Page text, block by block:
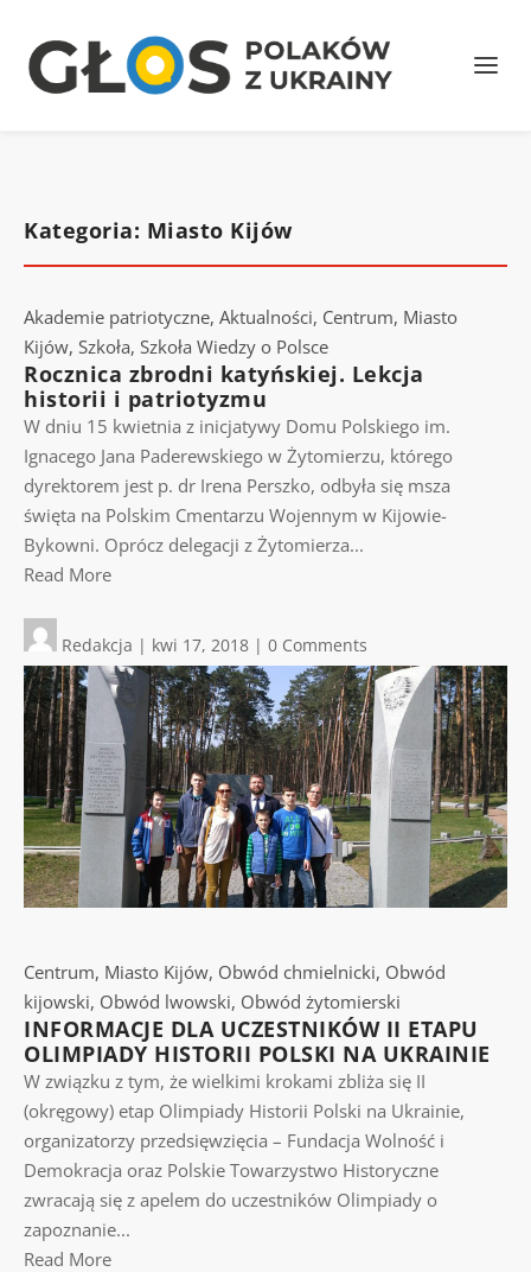
Kategoria: Miasto Kijów
Akademie patriotyczne,Aktualności, Centrum, Miasto
Kijów,Szkoła,Szkoła Wiedzy o Polsce
Rocznica zbrodni katyńskiej. Lekcja
historii i patriotyzmu
W dniu 15 kwietnia z inicjatywy Domu Polskiego im.
Ignacego Jana Paderewskiego w Żytomierzu, którego
dyrektorem jest p. dr Irena Perszko, odbyła się msza
święta na Polskim Cmentarzu Wojennym w Kijowie-
Bykowni. Oprócz delegacji z Żytomierza...
Read More
Redakcja | kwi 17, 2018 |0 Comments
Centrum, Miasto Kijów, Obwód chmielnicki, Obwód
kijowski, Obwód lwowski, Obwód żytomierski
INFORMACJE DLA UCZESTNIKÓW II ETAPU
OLIMPIADY HISTORII POLSKI NA UKRAINIE
W związku z tym, że wielkimi krokami zbliża się II
(okręgowy) etap Olimpiady Historii Polski na Ukrainie,
organizatorzy przedsięwzięcia – Fundacja Wolność i
Demokracja oraz Polskie Towarzystwo Historyczne
zwracają się z apelem do uczestników Olimpiady o
zapoznanie...
Read More